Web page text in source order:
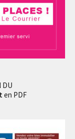
DU
en PDF